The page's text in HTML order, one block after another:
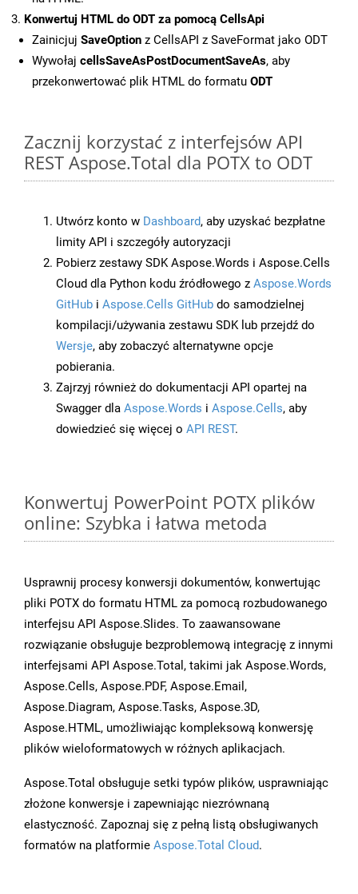
Konwertuj HTML do ODT za pomocą CellsApi
Zainicjuj SaveOption z CellsAPI z SaveFormat jako ODT
Wywołaj cellsSaveAsPostDocumentSaveAs, aby
przekonwertować plik HTML do formatu ODT
Zacznij korzystać z interfejsów API
REST Aspose.Total dla POTX to ODT
Utwórz konto w Dashboard, aby uzyskać bezpłatne
limity API i szczegóły autoryzacji
Pobierz zestawy SDK Aspose.Words i Aspose.Cells
Cloud dla Python kodu źródłowego z Aspose.Words
GitHub i Aspose.Cells GitHub do samodzielnej
kompilacji/używania zestawu SDK lub przejdź do
Wersje, aby zobaczyć alternatywne opcje
pobierania.
Zajrzyj również do dokumentacji API opartej na
Swagger dla Aspose.Words i Aspose.Cells, aby
dowiedzieć się więcej o API REST.
Konwertuj PowerPoint POTX plików
online: Szybka i łatwa metoda
Usprawnij procesy konwersji dokumentów, konwertując
pliki POTX do formatu HTML za pomocą rozbudowanego
interfejsu API Aspose.Slides. To zaawansowane
rozwiązanie obsługuje bezproblemową integrację z innymi
interfejsami API Aspose.Total, takimi jak Aspose.Words,
Aspose.Cells, Aspose.PDF, Aspose.Email,
Aspose.Diagram, Aspose.Tasks, Aspose.3D,
Aspose.HTML, umożliwiając kompleksową konwersję
plików wieloformatowych w różnych aplikacjach.
Aspose.Total obsługuje setki typów plików, usprawniając
złożone konwersje i zapewniając niezrównaną
elastyczność. Zapoznaj się z pełną listą obsługiwanych
formatów na platformie Aspose.Total Cloud.